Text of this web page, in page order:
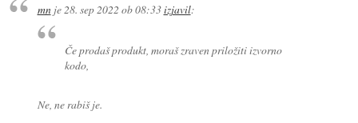
mnje 28. sep 2022 ob 08:33izjavil:
Če prodaš produkt, moraš zraven priložiti izvorno
kodo,
Ne, ne rabiš je.